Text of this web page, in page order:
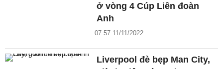
ở vòng 4 Cúp Liên đoàn
Anh
07:57 11/11/2022
Liverpool đè bẹp Man City,